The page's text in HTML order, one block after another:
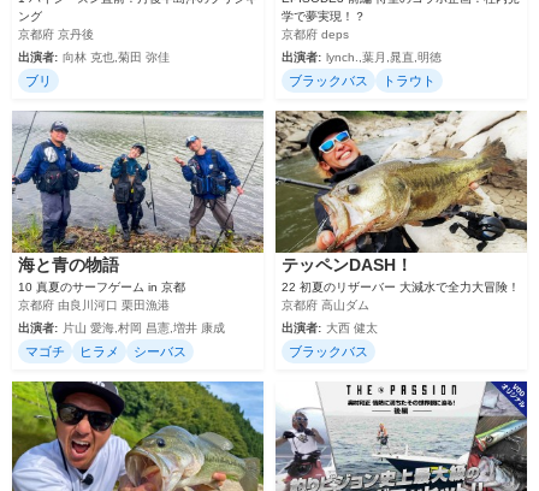
ング
京都府 京丹後
出演者: 向林 克也,菊田 弥佳
ブリ
学で夢実現！？
京都府 deps
出演者: lynch.,葉月,晁直,明徳
ブラックバス トラウト
海と青の物語
10 真夏のサーフゲーム in 京都
京都府 由良川河口 栗田漁港
出演者:
片山 愛海,村岡 昌憲,増井 康成
マゴチ ヒラメ シーバス
テッペンDASH！
22 初夏のリザーバー 大減水で全力大冒険！
京都府 高山ダム
出演者: 大西 健太
ブラックバス